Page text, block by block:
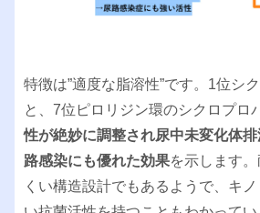
特徴は”適度な脂溶性”です。1位シ
と、7位ピロリジン環のシクロプロ
性が絶妙に調整され尿中未変化体
路感染にも優れた効果を示します
くい構造設計でもあるようで、キ